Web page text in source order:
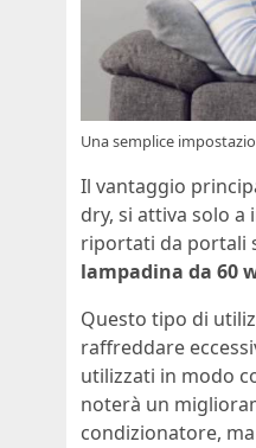
Una semplice
Il vantaggio
dry, si attiva solo
riportati da portali
lampadina da 60
Questo tipo di
raffreddare
utilizzati in modo
noterà un
condizionatore,